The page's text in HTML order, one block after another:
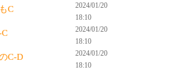
C
2024/01/20
18:10
2024/01/20
18:10
C-D
2024/01/20
18:10